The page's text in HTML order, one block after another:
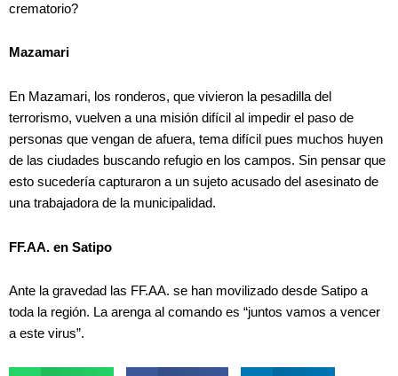
crematorio?
Mazamari
En Mazamari, los ronderos, que vivieron la pesadilla del
terrorismo, vuelven a una misión difícil al impedir el paso de
personas que vengan de afuera, tema difícil pues muchos huyen
de las ciudades buscando refugio en los campos. Sin pensar que
esto sucedería capturaron a un sujeto acusado del asesinato de
una trabajadora de la municipalidad.
FF.AA. en Satipo
Ante la gravedad las FF.AA. se han movilizado desde Satipo a
toda la región. La arenga al comando es “juntos vamos a vencer
a este virus”.